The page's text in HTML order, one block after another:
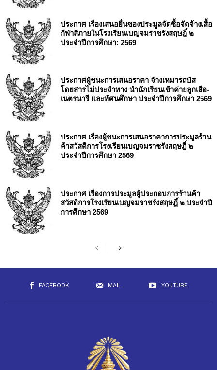
ประกาศ เรื่องเสนอยื่นซองประมูลจัดซื้อจัดจ้างเสื้อ
กีฬาสีภายในโรงเรียนเบญจมราชรังสฤษฎิ์ ๒
ประจำปีการศึกษา: 2569
ประกาศผู้ชนะการเสนอราคา จ้างเหมารถบัส
โดยสารไม่ประจำทาง นำนักเรียนเข้าค่ายลูกเสือ-
เนตรนารี และทัศนศึกษา ประจำปีการศึกษา 2569
ประกาศ เรื่องผู้ชนะการเสนอราคาการประมูลร้าน
ค้าสวัสดิการโรงเรียนเบญจมราชรังสฤษฎิ์ ๒
ประจำปีการศึกษา 2569
ประกาศ เรื่องการประมูลผู้ประกอบการร้านค้า
สวัสดิการโรงเรียนเบญจมราชรังสฤษฎิ์ ๒ ประจำปี
การศึกษา 2569
FACEBOOK MAIL YOUTUBE